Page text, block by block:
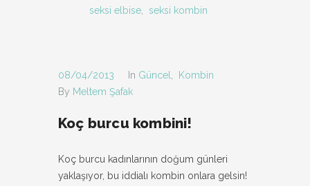
seksi elbise, seksi kombin
08/04/2013 In Güncel
Kombin
By Meltem Şafak
Koç burcu kombini!
Koç burcu kadınlarının doğum günleri
yaklaşıyor, bu iddialı kombin onlara gelsin!